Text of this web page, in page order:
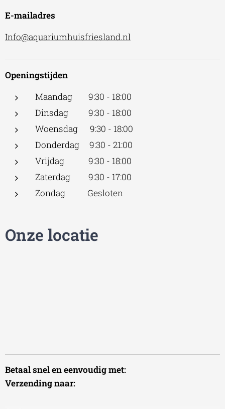
E-mailadres
Info@aquariumhuisfriesland.nl
Openingstijden
Maandag 9:30 - 18:00
Dinsdag 9:30 - 18:00
Woensdag 9:30 - 18:00
Donderdag 9:30 - 21:00
Vrijdag 9:30 - 18:00
Zaterdag 9:30 - 17:00
Zondag Gesloten
Onze locatie
Betaal snel en eenvoudig met:
Verzending naar: